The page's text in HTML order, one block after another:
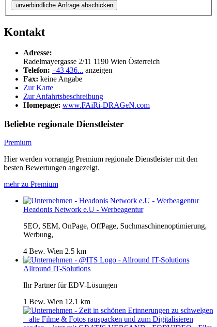
unverbindliche Anfrage abschicken
Kontakt
Adresse:
Radelmayergasse 2/11 1190 Wien Österreich
Telefon: +43 436... anzeigen
Fax: keine Angabe
Zur Karte
Zur Anfahrtsbeschreibung
Homepage: www.FAiRi-DRAGeN.com
Beliebte regionale Dienstleister
Premium
Hier werden vorrangig Premium regionale Dienstleister mit den
besten Bewertungen angezeigt.
mehr zu Premium
Headonis Network e.U - Werbeagentur
SEO, SEM, OnPage, OffPage, Suchmaschinenoptimierung,
Werbung,
4 Bew. Wien 2.5 km
Allround IT-Solutions
Ihr Partner für EDV-Lösungen
1 Bew. Wien 12.1 km